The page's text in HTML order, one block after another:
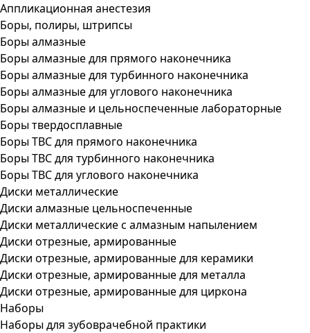
Аппликационная анестезия
Боры, полиры, штрипсы
Боры алмазные
Боры алмазные для прямого наконечника
Боры алмазные для турбинного наконечника
Боры алмазные для углового наконечника
Боры алмазные и цельноспеченные лабораторные
Боры твердосплавные
Боры ТВС для прямого наконечника
Боры ТВС для турбинного наконечника
Боры ТВС для углового наконечника
Диски металлические
Диски алмазные цельноспеченные
Диски металлические с алмазным напылением
Диски отрезные, армированные
Диски отрезные, армированные для керамики
Диски отрезные, армированные для металла
Диски отрезные, армированные для циркона
Наборы
Наборы для зубоврачебной практики